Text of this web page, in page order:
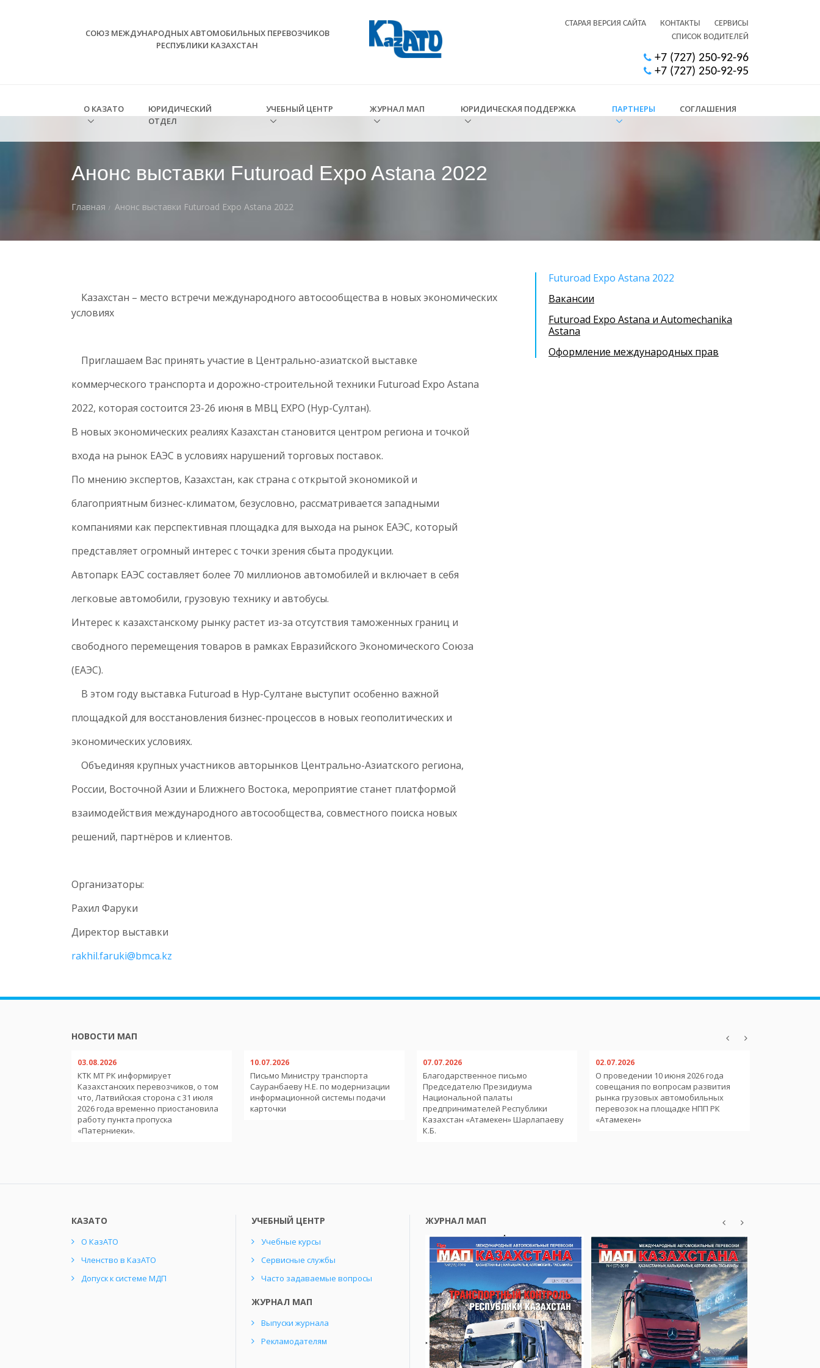
СОЮЗ МЕЖДУНАРОДНЫХ АВТОМОБИЛЬНЫХ ПЕРЕВОЗЧИКОВ
РЕСПУБЛИКИ КАЗАХСТАН
СТАРАЯ ВЕРСИЯ САЙТА КОНТАКТЫ
СЕРВИСЫ
СПИСОК ВОДИТЕЛЕЙ
+7 (727) 250-92-96
+7 (727) 250-92-95
О КАЗАТО
ЮРИДИЧЕСКИЙ
ОТДЕЛ
УЧЕБНЫЙ ЦЕНТР ЖУРНАЛ МАП ЮРИДИЧЕСКАЯ ПОДДЕРЖКА ПАРТНЕРЫ СОГЛАШЕНИЯ
Анонс выставки Futuroad Expo Astana 2022
Главная Анонс выставки Futuroad Expo Astana 2022
Казахстан – место встречи международного автосообщества в новых экономических
условиях
Приглашаем Вас принять участие в Центрально-азиатской выставке
коммерческого транспорта и дорожно-строительной техники Futuroad Expo Astana
2022, которая состоится 23-26 июня в МВЦ EXPO (Нур-Султан).
В новых экономических реалиях Казахстан становится центром региона и точкой
входа на рынок ЕАЭС в условиях нарушений торговых поставок.
По мнению экспертов, Казахстан, как страна с открытой экономикой и
благоприятным бизнес-климатом, безусловно, рассматривается западными
компаниями как перспективная площадка для выхода на рынок ЕАЭС, который
представляет огромный интерес с точки зрения сбыта продукции.
Автопарк ЕАЭС составляет более 70 миллионов автомобилей и включает в себя
легковые автомобили, грузовую технику и автобусы.
Интерес к казахстанскому рынку растет из-за отсутствия таможенных границ и
свободного перемещения товаров в рамках Евразийского Экономического Союза
(ЕАЭС).
В этом году выставка Futuroad в Нур-Султане выступит особенно важной
площадкой для восстановления бизнес-процессов в новых геополитических и
экономических условиях.
Объединяя крупных участников авторынков Центрально-Азиатского региона,
России, Восточной Азии и Ближнего Востока, мероприятие станет платформой
взаимодействия международного автосообщества, совместного поиска новых
решений, партнёров и клиентов.
Организаторы:
Рахил Фаруки
Директор выставки
rakhil.faruki@bmca.kz
Futuroad Expo Astana 2022
Вакансии
Futuroad Expo Astana и Automechanika
Astana
Оформление международных прав
НОВОСТИ МАП
03.08.2026
КТК МТ РК информирует
Казахстанских перевозчиков, о том
что, Латвийская сторона с 31 июля
2026 года временно приостановила
работу пункта пропуска
«Патерниеки».
10.07.2026
Письмо Министру транспорта
Сауранбаеву Н.Е. по модернизации
информационной системы подачи
карточки
07.07.2026
Благодарственное письмо
Председателю Президиума
Национальной палаты
предпринимателей Республики
Казахстан «Атамекен» Шарлапаеву
К.Б.
02.07.2026
О проведении 10 июня 2026 года
совещания по вопросам развития
рынка грузовых автомобильных
перевозок на площадке НПП РК
«Атамекен»
КАЗАТО
О КазАТО
Членство в КазАТО
Допуск к системе МДП
УЧЕБНЫЙ ЦЕНТР
Учебные курсы
Сервисные службы
Часто задаваемые вопросы
ЖУРНАЛ МАП
Выпуски журнала
Рекламодателям
ЖУРНАЛ МАП